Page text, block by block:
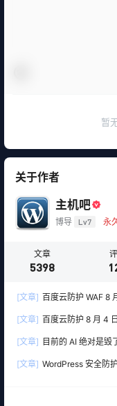
暂
关于作者
主机吧
博导 Lv7 永
文章
5398
[文章] 百度云防护 WAF 8
[文章] 百度云防护 8 月 4
[文章] 目前的 AI 绝对是
[文章] WordPress 安全防